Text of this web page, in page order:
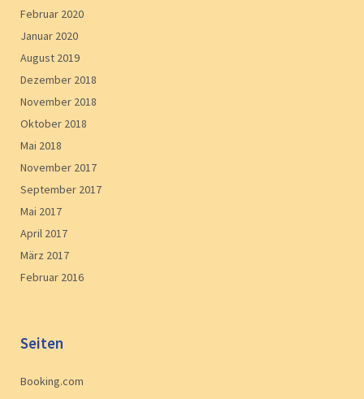
Februar 2020
Januar 2020
August 2019
Dezember 2018
November 2018
Oktober 2018
Mai 2018
November 2017
September 2017
Mai 2017
April 2017
März 2017
Februar 2016
Seiten
Booking.com